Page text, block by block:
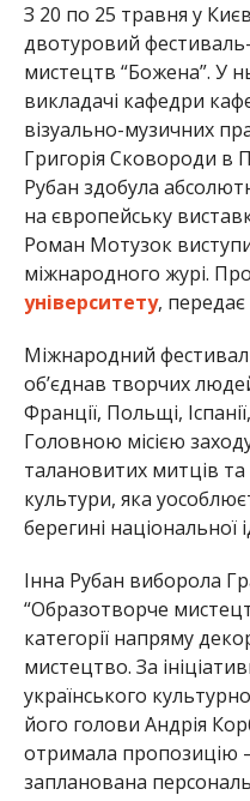
З 20 по 25 травня у
двотуровий
мистецтв “Божена”. У
викладачі кафедри
візуально-музичних
Григорія Сковороди в
Рубан здобула
на європейську
Роман Мотузок
міжнародного журі.
університету, передає
Міжнародний
об’єднав творчих
Франції, Польщі,
Головною місією
талановитих митців та
культури, яка
берегині національної
Інна Рубан виборола
“Образотворче
категорії напряму
мистецтво. За
українського
його голови Андрія
отримала пропозицію –
запланована